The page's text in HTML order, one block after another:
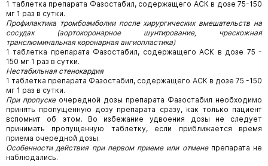
1 таблетка препарата Фазостабил, содержащего АСК в дозе 75-150
мг 1 раз в сутки.
Профилактика тромбоэмболии после хирургических вмешательств на
сосудах (аортокоронарное шунтирование, чрескожная
транслюминальная коронарная ангиопластика)
1 таблетка препарата Фазостабил, содержащего АСК в дозе 75 -
150 мг 1 раз в сутки.
Нестабильная стенокардия
1 таблетка препарата Фазостабил, содержащего АСК в дозе 75 -150
мг 1 раз в сутки.
При пропускеочередной дозы препарата Фазостабил необходимо
принять пропущенную дозу препарата сразу, как только пациент
вспомнит об этом. Во избежание удвоения дозы не следует
принимать пропущенную таблетку, если приближается время
приема очередной дозы.
Особенности действия при первом приеме или отменепрепарата не
наблюдались.